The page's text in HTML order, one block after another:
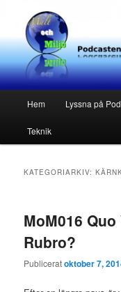
primärt
innehåll
sekundärt
innehållMalt och
Hem Lyssna på
Teknik
KATEGORIARKIV:
MoM016
Rubro?
Publiceratoktober 7,